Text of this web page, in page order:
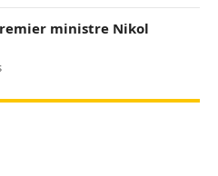
ministre Nikol